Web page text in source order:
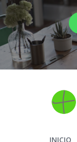
INICIO